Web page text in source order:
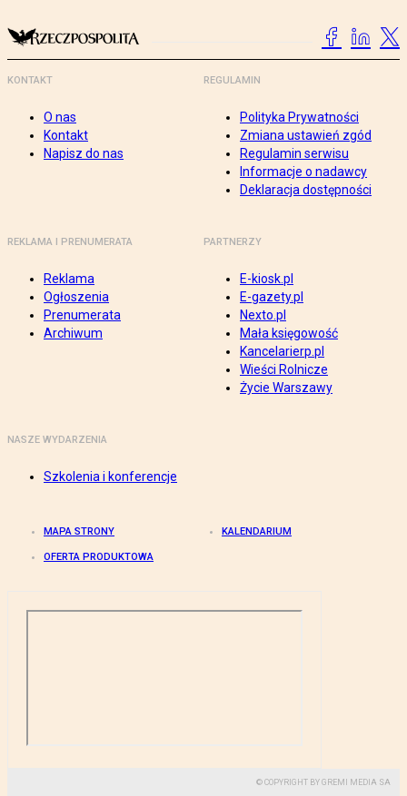
KONTAKT
O nas
Kontakt
Napisz do nas
REGULAMIN
Polityka Prywatności
Zmiana ustawień zgód
Regulamin serwisu
Informacje o nadawcy
Deklaracja dostępności
REKLAMA I PRENUMERATA
Reklama
Ogłoszenia
Prenumerata
Archiwum
PARTNERZY
E-kiosk.pl
E-gazety.pl
Nexto.pl
Mała księgowość
Kancelarierp.pl
Wieści Rolnicze
Życie Warszawy
NASZE WYDARZENIA
Szkolenia i konferencje
MAPA STRONY KALENDARIUM
OFERTA PRODUKTOWA
© COPYRIGHT BY GREMI MEDIA SA